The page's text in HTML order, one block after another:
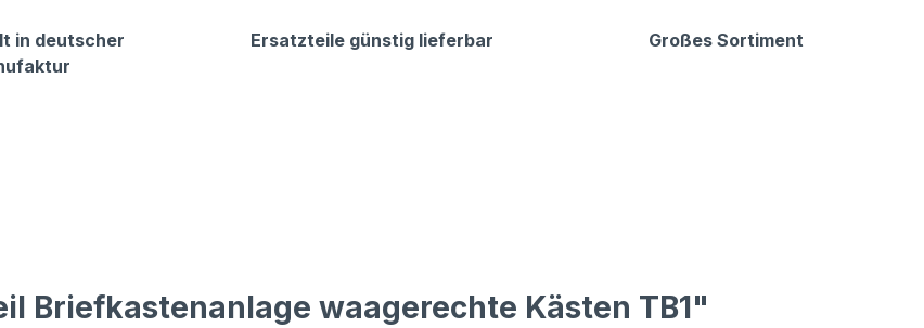
in deutscher
Ersatzteile günstig lieferbar Großes Sortiment
Briefkastenanlage waagerechte Kästen TB1"